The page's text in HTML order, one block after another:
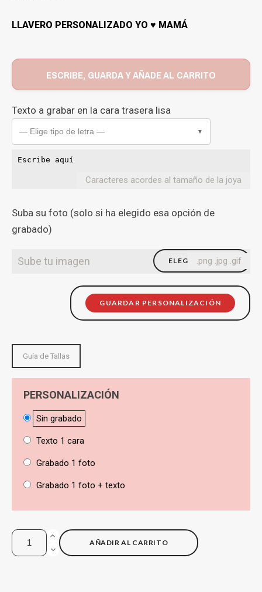
LLAVERO PERSONALIZADO YO ♥ MAMÁ
ESCRIBE, GUARDA Y AÑADE AL CARRITO
Texto a grabar en la cara trasera lisa
— Elige tipo de letra — ▼
Caracteres acordes al tamaño de la joya
Suba su foto (solo si ha elegido esa opción de
grabado)
Sube tu imagen ELEGIR FICHERO
.png .jpg .gif
GUARDAR PERSONALIZACIÓN
Guía de Tallas
PERSONALIZACIÓN
Sin grabado
Texto 1 cara
Grabado 1 foto
Grabado 1 foto + texto
AÑADIR AL CARRITO